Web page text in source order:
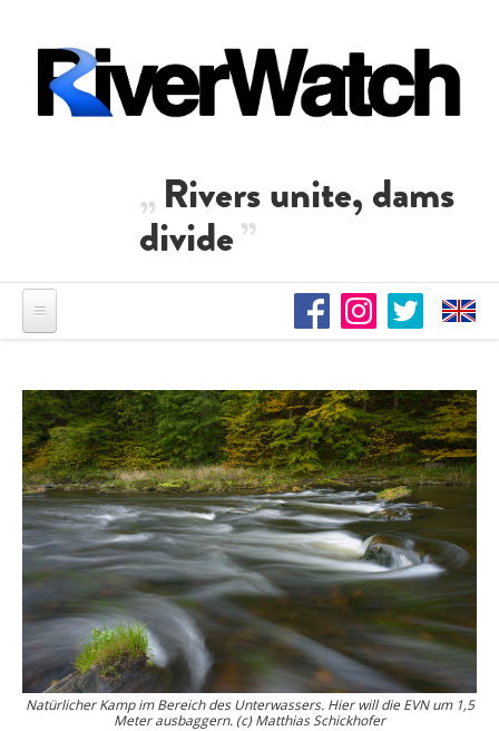
Rivers unite, dams
divide
Natürlicher Kamp im Bereich des Unterwassers. Hier will die EVN um 1,5
Meter ausbaggern. (c) Matthias Schickhofer